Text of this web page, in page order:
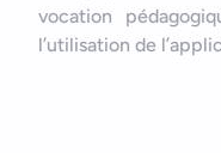
vocation
l’utilisation de